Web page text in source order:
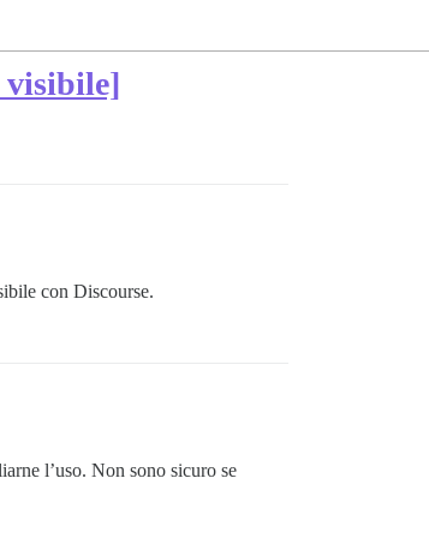
visibile]
con Discourse.
l’uso. Non sono sicuro se